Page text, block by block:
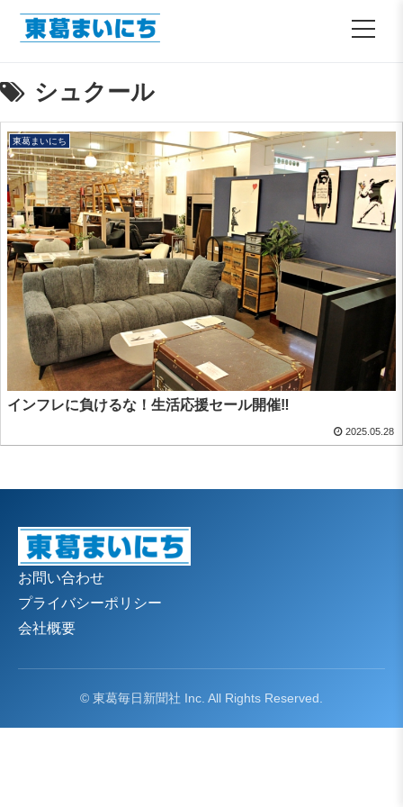
シュクール
東葛まいにち
インフレに負けるな！生活応援セール開催‼
2025.05.28
お問い合わせ
プライバシーポリシー
会社概要
© 東葛毎日新聞社 Inc. All Rights Reserved.